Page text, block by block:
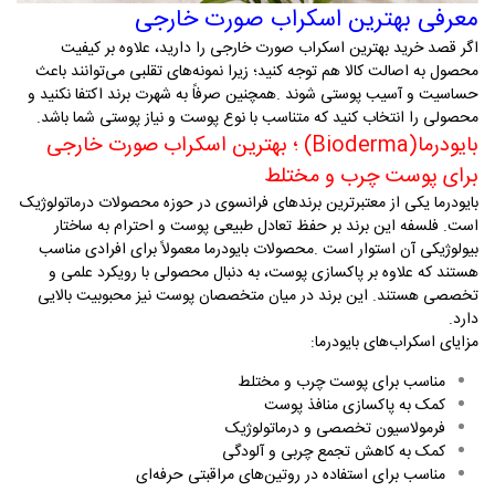
معرفی بهترین اسکراب صورت خارجی
اگر قصد خرید بهترین اسکراب صورت خارجی را دارید، علاوه بر کیفیت
محصول به اصالت کالا هم توجه کنید؛ زیرا نمونه‌های تقلبی می‌توانند باعث
حساسیت و آسیب پوستی شوند .همچنین صرفاً به شهرت برند اکتفا نکنید و
محصولی را انتخاب کنید که متناسب با نوع پوست و نیاز پوستی شما باشد.
بایودرما(Bioderma) ؛ بهترین اسکراب صورت خارجی
برای پوست چرب و مختلط
بایودرما یکی از معتبرترین برندهای فرانسوی در حوزه محصولات درماتولوژیک
است. فلسفه این برند بر حفظ تعادل طبیعی پوست و احترام به ساختار
بیولوژیکی آن استوار است .محصولات بایودرما معمولاً برای افرادی مناسب
هستند که علاوه بر پاکسازی پوست، به دنبال محصولی با رویکرد علمی و
تخصصی هستند. این برند در میان متخصصان پوست نیز محبوبیت بالایی
دارد.
مزایای اسکراب‌های بایودرما:
مناسب برای پوست چرب و مختلط
کمک به پاکسازی منافذ پوست
فرمولاسیون تخصصی و درماتولوژیک
کمک به کاهش تجمع چربی و آلودگی
مناسب برای استفاده در روتین‌های مراقبتی حرفه‌ای